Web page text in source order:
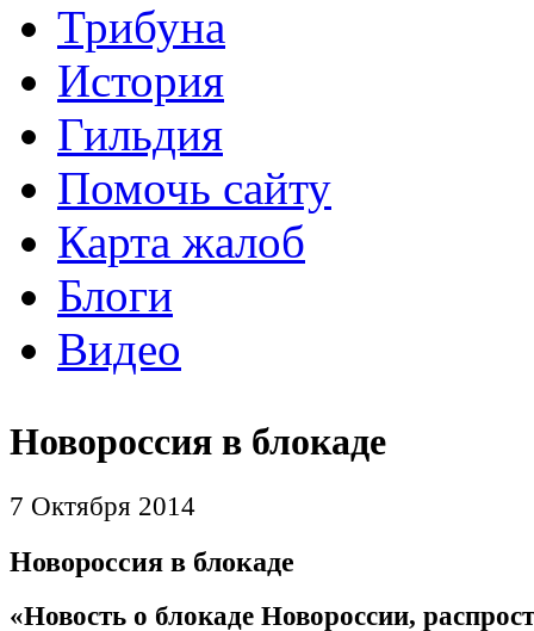
Трибуна
История
Гильдия
Помочь сайту
Карта жалоб
Блоги
Видео
Новороссия в блокаде
7 Октября 2014
Новороссия в блокаде
«Новость о блокаде Новороссии,